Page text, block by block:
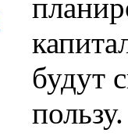
будут
пользу.